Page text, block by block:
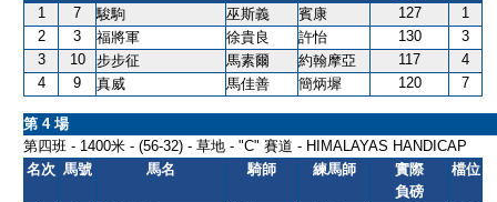
1 7 駿駒 巫斯義 賓康 127
1
2
3 福將軍 徐貴良 許怡 130
3
3
10 步步征 馬素爾 約翰摩亞 117
4
4
9 真威 馬佳善 簡炳墀 120 7
第 4 場
第四班 - 1400米 - (56-32) - 草地 - "C" 賽道 - HIMALAYAS HANDICAP
名次 馬號 馬名 騎師 練馬師
實際
負磅
檔位